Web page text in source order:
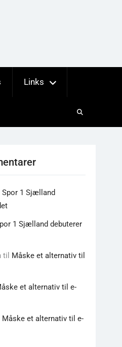
Links
Spor 1 Sjælland
1 Sjælland debuterer
til Måske et alternativ til
et alternativ til e-
Måske et alternativ til e-